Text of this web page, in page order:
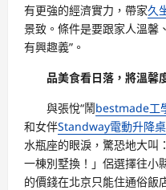
有更強的經濟實力，帶家久
景致。條件是要跟家人溫馨
有興趣義”。
品美食看日落，將溫馨
與張悅“鬧bestmade工
和女伴Standway電動升降桌
水瓶座的眼淚，驚恐地大叫
一棟別墅換！」侶選擇往小
的價錢在北京只能住通俗飯